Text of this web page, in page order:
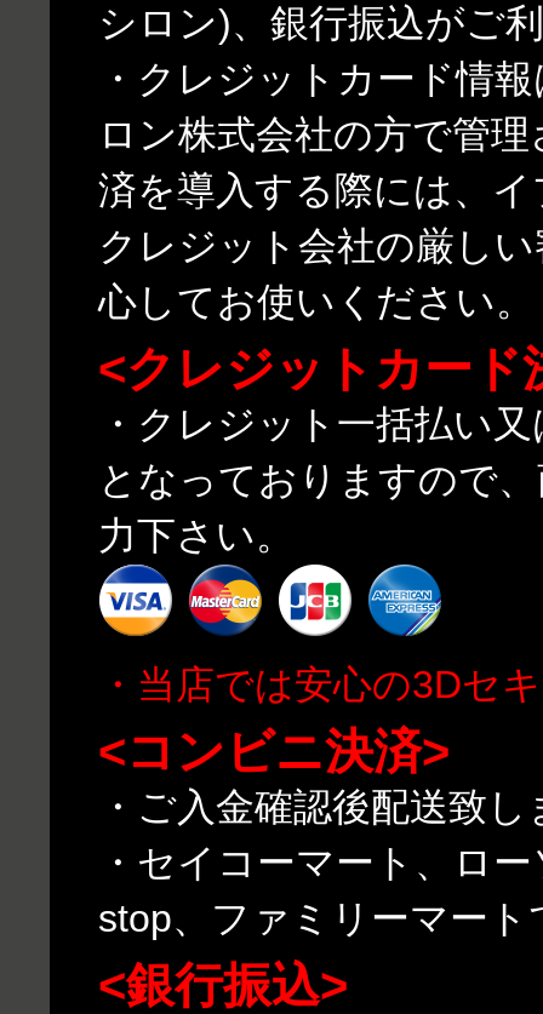
シロン)、銀行振込がご
・クレジットカード情
ロン株式会社の方で管
済を導入する際には、
クレジット会社の厳し
心してお使いください。
<クレジットカード
・クレジット一括払い
となっておりますので
力下さい。
・当店では安心の3Dセ
<コンビニ決済>
・ご入金確認後配送致し
・セイコーマート、ロ
stop、ファミリーマー
<銀行振込>